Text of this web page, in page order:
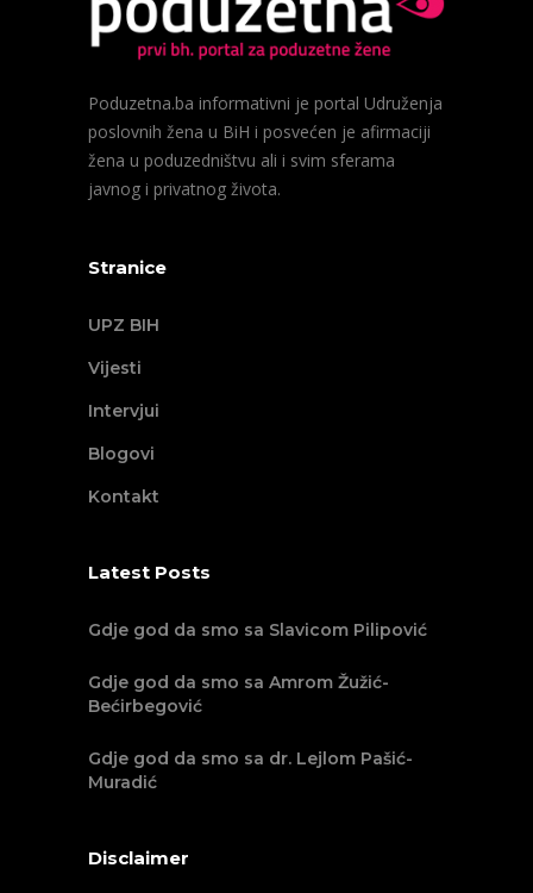
Poduzetna.ba informativni je portal Udruženja
poslovnih žena u BiH i posvećen je afirmaciji
žena u poduzedništvu ali i svim sferama
javnog i privatnog života.
Stranice
UPZ BIH
Vijesti
Intervjui
Blogovi
Kontakt
Latest Posts
Gdje god da smo sa Slavicom Pilipović
Gdje god da smo sa Amrom Žužić-
Bećirbegović
Gdje god da smo sa dr. Lejlom Pašić-
Muradić
Disclaimer